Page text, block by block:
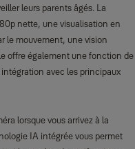
leurs parents âgés. La
nette, une visualisation en
le mouvement, une vision
offre également une fonction de
avec les principaux
lorsque vous arrivez à la
IA intégrée vous permet